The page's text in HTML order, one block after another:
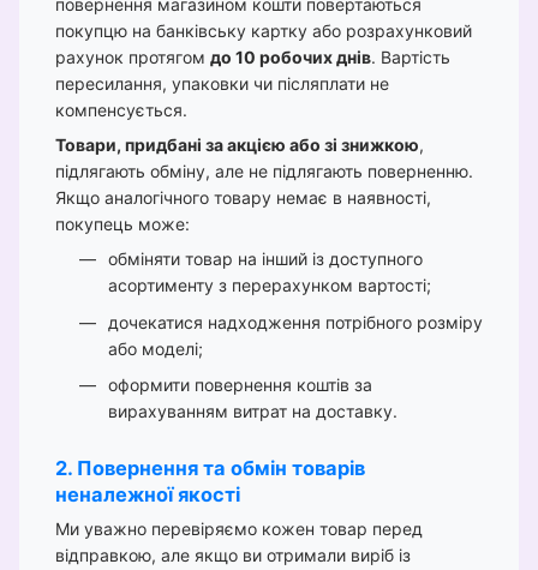
повернення магазином кошти повертаються
покупцю на банківську картку або розрахунковий
рахунок протягом до 10 робочих днів. Вартість
пересилання, упаковки чи післяплати не
компенсується.
Товари, придбані за акцією або зі знижкою,
підлягають обміну, але не підлягають поверненню.
Якщо аналогічного товару немає в наявності,
покупець може:
обміняти товар на інший із доступного
асортименту з перерахунком вартості;
дочекатися надходження потрібного розміру
або моделі;
оформити повернення коштів за
вирахуванням витрат на доставку.
2. Повернення та обмін товарів
неналежної якості
Ми уважно перевіряємо кожен товар перед
відправкою, але якщо ви отримали виріб із